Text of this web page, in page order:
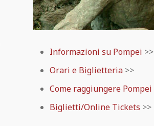
Informazioni su Pompei >>
Orari e Biglietteria >>
Come raggiungere Pompei
Biglietti/Online Tickets >>